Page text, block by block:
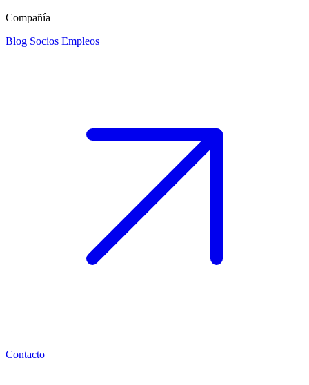
Compañía
Blog Socios Empleos
Contacto